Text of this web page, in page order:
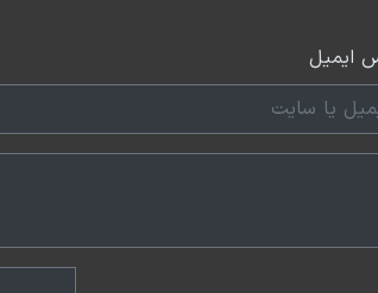
ایمیل